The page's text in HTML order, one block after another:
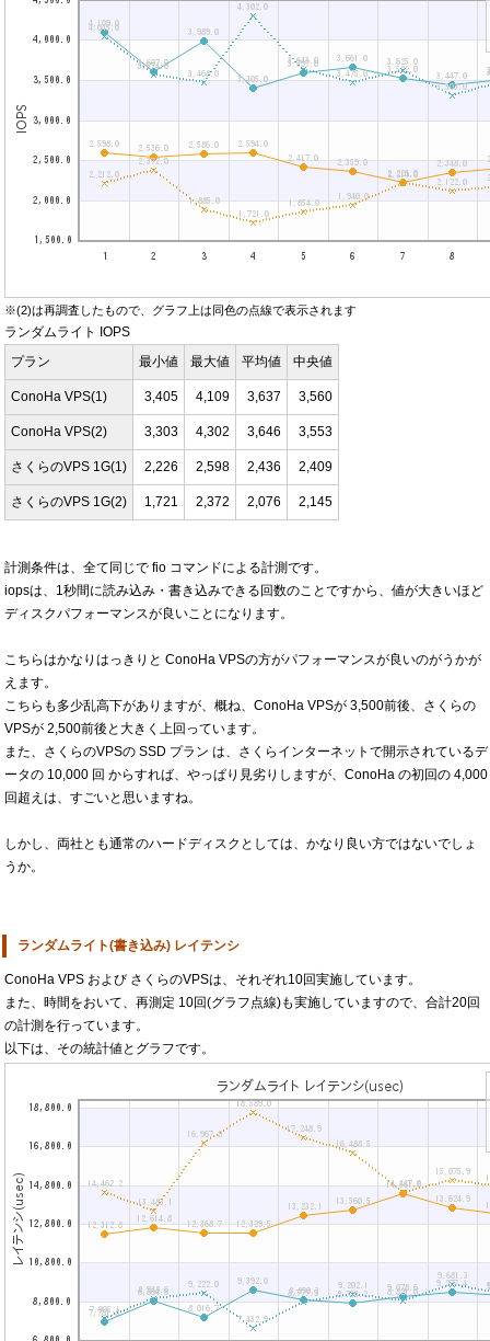
※(2)は再調査したもので、グラフ上は同色の点線で表示されます
ランダムライト IOPS
プラン
最小値 最大値 平均値 中央値
ConoHa VPS(1) 3,405 4,109 3,637 3,560
ConoHa VPS(2) 3,303 4,302 3,646 3,553
さくらのVPS 1G(1) 2,226 2,598 2,436 2,409
さくらのVPS 1G(2) 1,721 2,372 2,076 2,145
計測条件は、全て同じで fio コマンドによる計測です。
iopsは、1秒間に読み込み・書き込みできる回数のことですから、値が大きいほど
ディスクパフォーマンスが良いことになります。
こちらはかなりはっきりと ConoHa VPSの方がパフォーマンスが良いのがうかが
えます。
こちらも多少乱高下がありますが、概ね、ConoHa VPSが 3,500前後、さくらの
VPSが 2,500前後と大きく上回っています。
また、さくらのVPSの SSD プラン は、さくらインターネットで開示されているデ
ータの 10,000 回 からすれば、やっぱり見劣りしますが、ConoHa の初回の 4,000
回超えは、すごいと思いますね。
しかし、両社とも通常のハードディスクとしては、かなり良い方ではないでしょ
うか。
ランダムライト(書き込み) レイテンシ
ConoHa VPS および さくらのVPSは、それぞれ10回実施しています。
また、時間をおいて、再測定 10回(グラフ点線)も実施していますので、合計20回
の計測を行っています。
以下は、その統計値とグラフです。